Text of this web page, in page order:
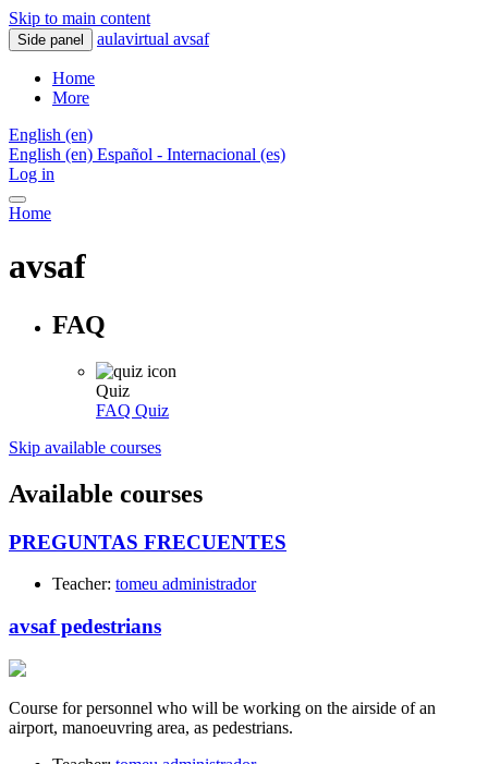
Skip to main content
Side panel aulavirtual avsaf
Home
More
English ‎(en)‎
English ‎(en)‎ Español - Internacional ‎(es)‎
Log in
Home
avsaf
FAQ
Quiz
FAQ Quiz
Skip available courses
Available courses
PREGUNTAS FRECUENTES
Teacher: tomeu administrador
avsaf pedestrians
Course for personnel who will be working on the airside of an
airport, manoeuvring area, as pedestrians.